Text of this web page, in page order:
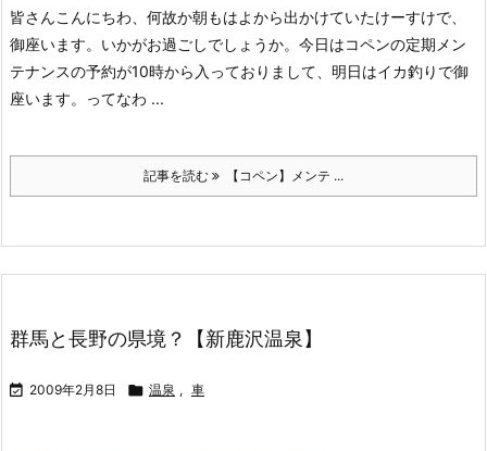
皆さんこんにちわ、何故か朝もはよから出かけていたけーすけで、
御座います。 いかがお過ごしでしょうか。 今日はコペンの定期メン
テナンスの予約が10時から入っておりまして、明日はイカ釣りで御
座います。
ってなわ ...
記事を読む 【コペン】メンテ ...
群馬と長野の県境？【新鹿沢温泉】
 2009年2月8日  温泉 , 車